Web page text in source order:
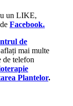
un LIKE,
Facebook.
de
mai multe
de telefon
Plantelor.